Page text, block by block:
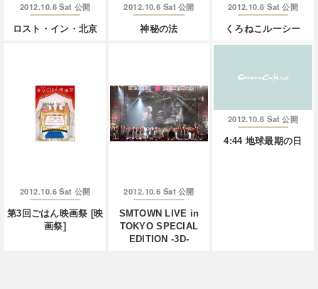
2012.10.6 Sat 公開
ロスト・イン・北京
2012.10.6 Sat 公開
神秘の法
2012.10.6 Sat 公開
くろねこルーシー
2012.10.6 Sat 公開
第3回ごはん映画祭 [映
画祭]
2012.10.6 Sat 公開
SMTOWN LIVE in
TOKYO SPECIAL
EDITION -3D-
2012.10.6 Sat 公開
4:44 地球最期の日